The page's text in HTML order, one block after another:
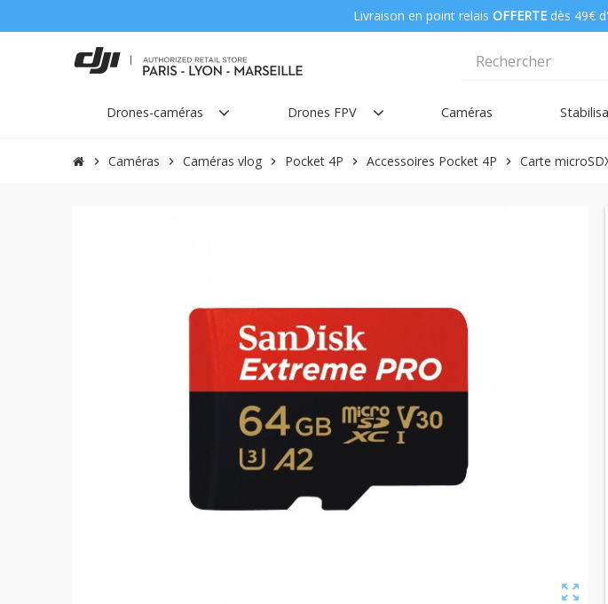
Livraison en point relais OFFERTEdès 49€
Drones-caméras Drones FPV Caméras
chevron_right Caméras chevron_right Caméras vlog chevron_right Pocket 4P chevron_right Accessoires Pocket 4P chevron_right Carte
zoom_out_map